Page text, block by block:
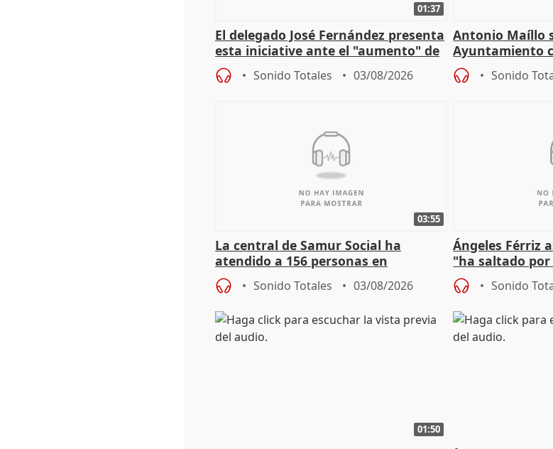
01:37
El delegado José Fernández presenta
esta iniciative ante el "aumento" de
personas sin hogar en Madri
Sonido Totales 03/08/2026
Antonio Maíllo
Ayuntamiento
especulador
Jiménez Becerril
Sonido
03:55
La central de Samur Social ha
atendido a 156 personas en
situación de calle durante Campaña
de CalorSonido Totales 03/08/2026
Ángeles Férriz
"ha saltado
negociación
Sonido
01:50